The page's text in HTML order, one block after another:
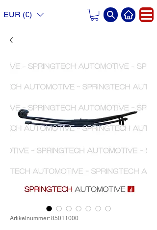
EUR (€)
Artikelnummer: 85011000